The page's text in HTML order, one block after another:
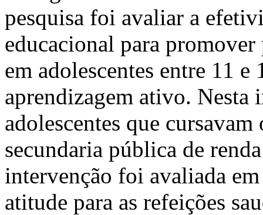
pesquisa foi avaliar a
educacional para
em adolescentes entre 11
aprendizagem ativo. Nesta
adolescentes que
secundaria pública de
intervenção foi avaliada
atitude para as refeições